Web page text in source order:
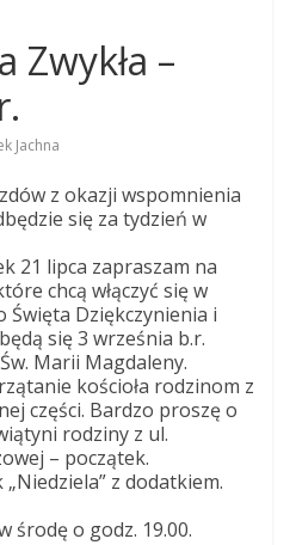
Zwykła –
Jachna
z okazji wspomnienia
się za tydzień w
21 lipca zapraszam na
chcą włączyć się w
Dziękczynienia i
się 3 września b.r.
Marii Magdaleny.
kościoła rodzinom z
części. Bardzo proszę o
rodziny z ul.
– początek.
z dodatkiem.
środę o godz. 19.00.